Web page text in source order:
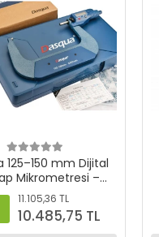
125–150 mm Dijital
Mikrometresi –
4210-2130
11.105,36 TL
10.485,75 TL